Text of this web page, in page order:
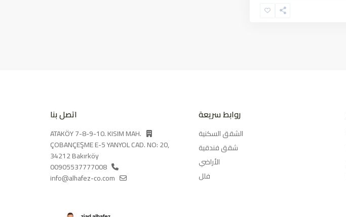
روابط سريعة
الشقق السكنية
شقق فندقية
الأراضي
فلل
اتصل بنا
ATAKÖY 7-8-9-10. KISIM MAH.
ÇOBANÇEŞME E-5 YANYOL CAD. NO: 20,
34212 Bakırköy
00905537777008
info@alhafez-co.com